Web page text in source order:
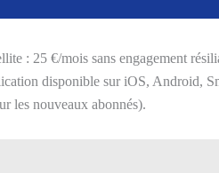
: 25 €/mois sans engagement
disponible sur iOS, Android,
les nouveaux abonnés).